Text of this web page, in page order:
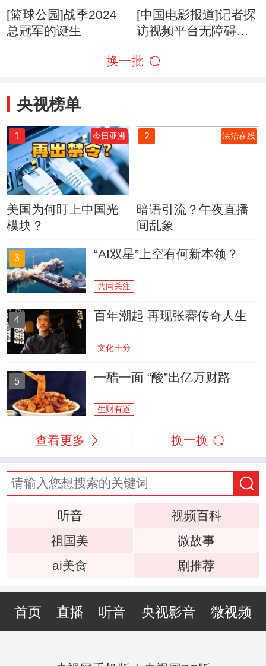
[篮球公园]战季2024
总冠军的诞生
[中国电影报道]记者探
访视频平台无障碍剧
换一批
央视榜单
1 今日亚洲
美国为何盯上中国光
模块？
2 法治在线
暗语引流？午夜直播
间乱象
3 “AI双星”上空有何新本领？
共同关注
4 百年潮起 再现张謇传奇人生
文化十分
5 一醋一面 “酸”出亿万财路
生财有道
查看更多 换一换
听音
视频百科
祖国美
微故事
ai美食
剧推荐
首页 直播 听音 央视影音 微视频